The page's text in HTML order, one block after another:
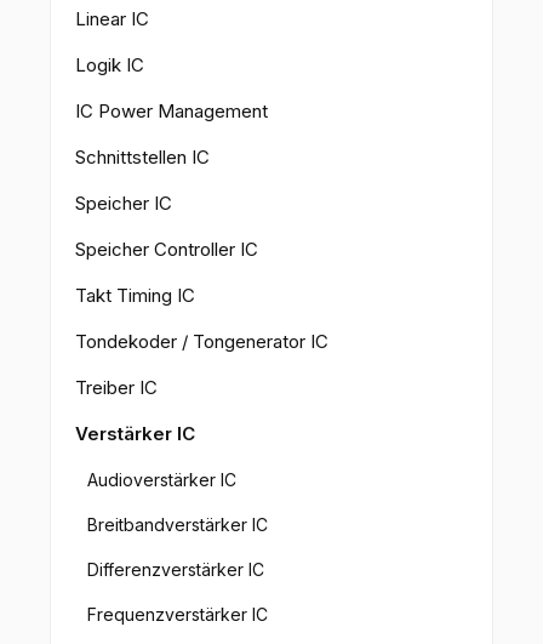
Linear IC
Logik IC
IC Power Management
Schnittstellen IC
Speicher IC
Speicher Controller IC
Takt Timing IC
Tondekoder / Tongenerator IC
Treiber IC
Verstärker IC
Audioverstärker IC
Breitbandverstärker IC
Differenzverstärker IC
Frequenzverstärker IC